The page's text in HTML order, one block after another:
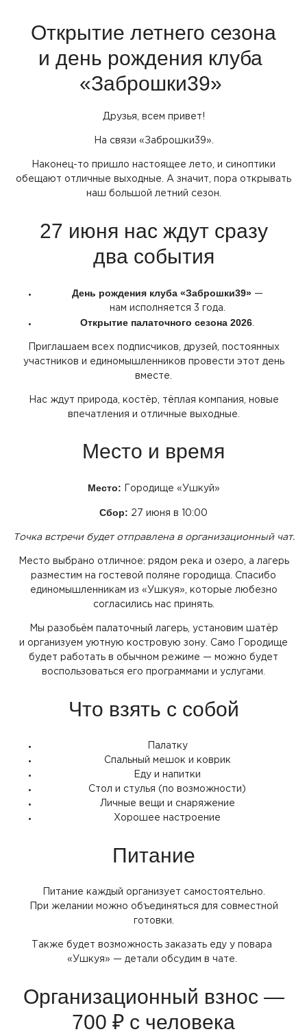
Открытие летнего сезона
и день рождения клуба
«Заброшки39»
Друзья, всем привет!
На связи «Заброшки39».
Наконец-то пришло настоящее лето, и синоптики
обещают отличные выходные. А значит, пора открывать
наш большой летний сезон.
27 июня нас ждут сразу
два события
День рождения клуба «Заброшки39»—
нам исполняется 3 года.
Открытие палаточного сезона 2026
Приглашаем всех подписчиков, друзей, постоянных
участников и единомышленников провести этот день
вместе.
Нас ждут природа, костёр, тёплая компания, новые
впечатления и отличные выходные.
Место и время
Место: Городище «Ушкуй »
Сбор: 27 июня в 10:00
Точка встречи будет отправлена в организационный чат.
Место выбрано отличное: рядом река и озеро, а лагерь
разместим на гостевой поляне городища. Спасибо
единомышленникам из «Ушкуя », которые любезно
согласились нас принять.
Мы разобьём палаточный лагерь, установим шатёр
и организуем уютную костровую зону. Само Городище
будет работать в обычном режиме — можно будет
воспользоваться его программами и услугами.
Что взять с собой
Палатку
Спальный мешок и коврик
Еду и напитки
Стол и стулья (по возможности)
Личные вещи и снаряжение
Хорошее настроение
Питание
Питание каждый организует самостоятельно.
При желании можно объединяться для совместной
готовки.
Также будет возможность заказать еду у повара
«Ушкуя» — детали обсудим в чате.
Организационный взнос —
700 ₽ с человека